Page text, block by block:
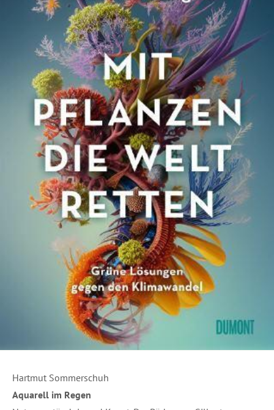
Hartmut Sommerschuh
Aquarell im Regen